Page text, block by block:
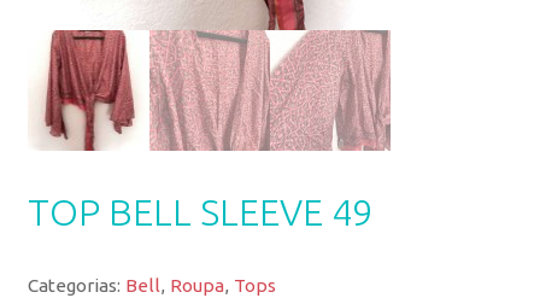
TOP BELL SLEEVE 49
Categorias: Bell, Roupa, Tops